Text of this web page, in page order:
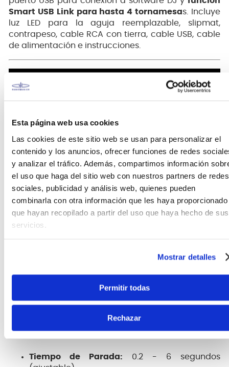
Esta página web usa cookies
Las cookies de este sitio web se usan para personalizar el
contenido y los anuncios, ofrecer funciones de redes
y analizar el tráfico. Además, compartimos información
el uso que haga del sitio web con nuestros partners de redes
sociales, publicidad y análisis web, quienes pueden
combinarla con otra información que les haya proporcionado
que hayan recopilado a partir del uso que haya hecho de sus
servicios.
Mostrar detalles
Permitir todas
Rechazar
Smart USB Link para hasta 4 tornamesas. Incluye
luz LED para la aguja reemplazable, slipmat,
contrapeso, cable RCA con tierra, cable USB, cable
de alimentación e instrucciones.
Especificaciones Técnicas:
Tiempo de Parada: 0.2 - 6 segundos